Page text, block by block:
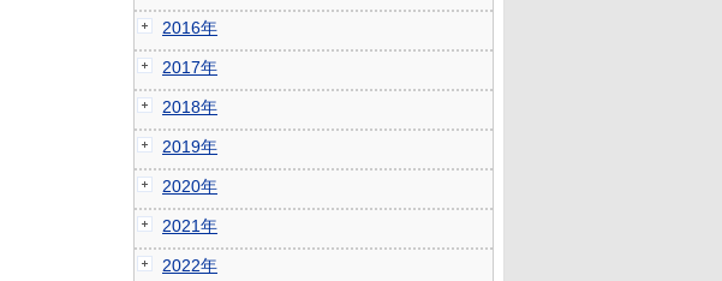
2016年
2017年
2018年
2019年
2020年
2021年
2022年